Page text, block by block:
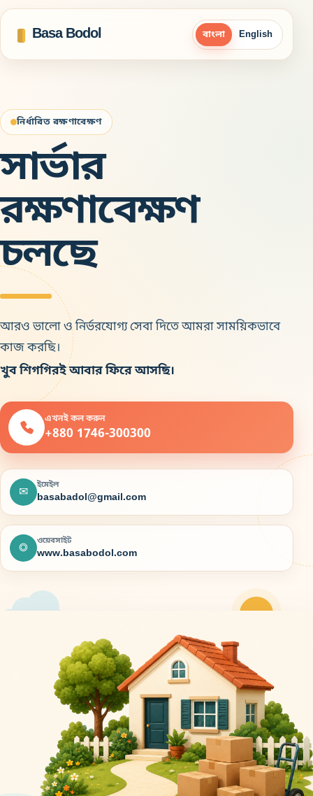
Basa Bodol বাংলা English
নির্ধারিত রক্ষণাবেক্ষণ
সার্ভার
রক্ষণাবেক্ষণ
চলছে
আরও ভালো ও নির্ভরযোগ্য সেবা দিতে আমরা সাময়িকভাবে
কাজ করছি।
খুব শিগগিরই আবার ফিরে আসছি।
এখনই কল করুন
+880 1746-300300
✉ ইমেইল
basabadol@gmail.com
◎ ওয়েবসাইট
www.basabodol.com